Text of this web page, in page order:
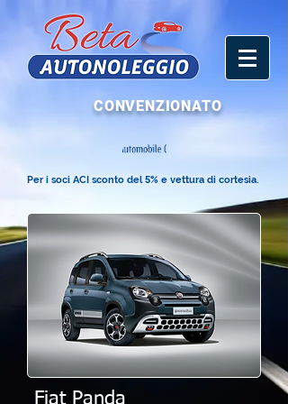
CONVENZIONATO
Per i soci ACI sconto del5% e vettura di cortesia.
Fiat Panda